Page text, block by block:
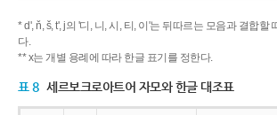
* d', ň, š, t', j의 '디, 니, 시, 티, 이'는 뒤따르는 모음과 결합할
다.
** x는 개별 용례에 따라 한글 표기를 정한다.
표 8 세르보크로아트어 자모와 한글 대조표